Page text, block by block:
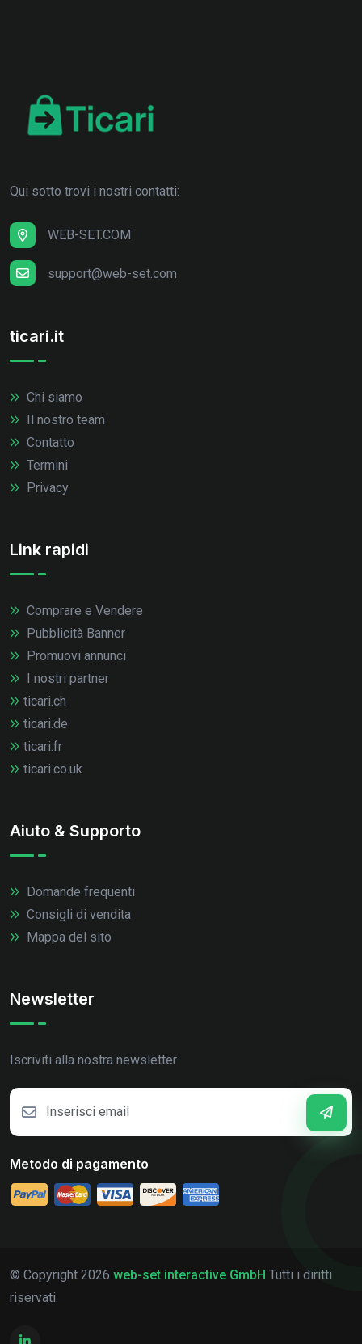
Qui sotto trovi i nostri contatti:
WEB-SET.COM
support@web-set.com
ticari.it
Chi siamo
Il nostro team
Contatto
Termini
Privacy
Link rapidi
Comprare e Vendere
Pubblicità Banner
Promuovi annunci
I nostri partner
ticari.ch
ticari.de
ticari.fr
ticari.co.uk
Aiuto & Supporto
Domande frequenti
Consigli di vendita
Mappa del sito
Newsletter
Iscriviti alla nostra newsletter
Metodo di pagamento
© Copyright 2026 web-set interactive GmbH Tutti i diritti
riservati.